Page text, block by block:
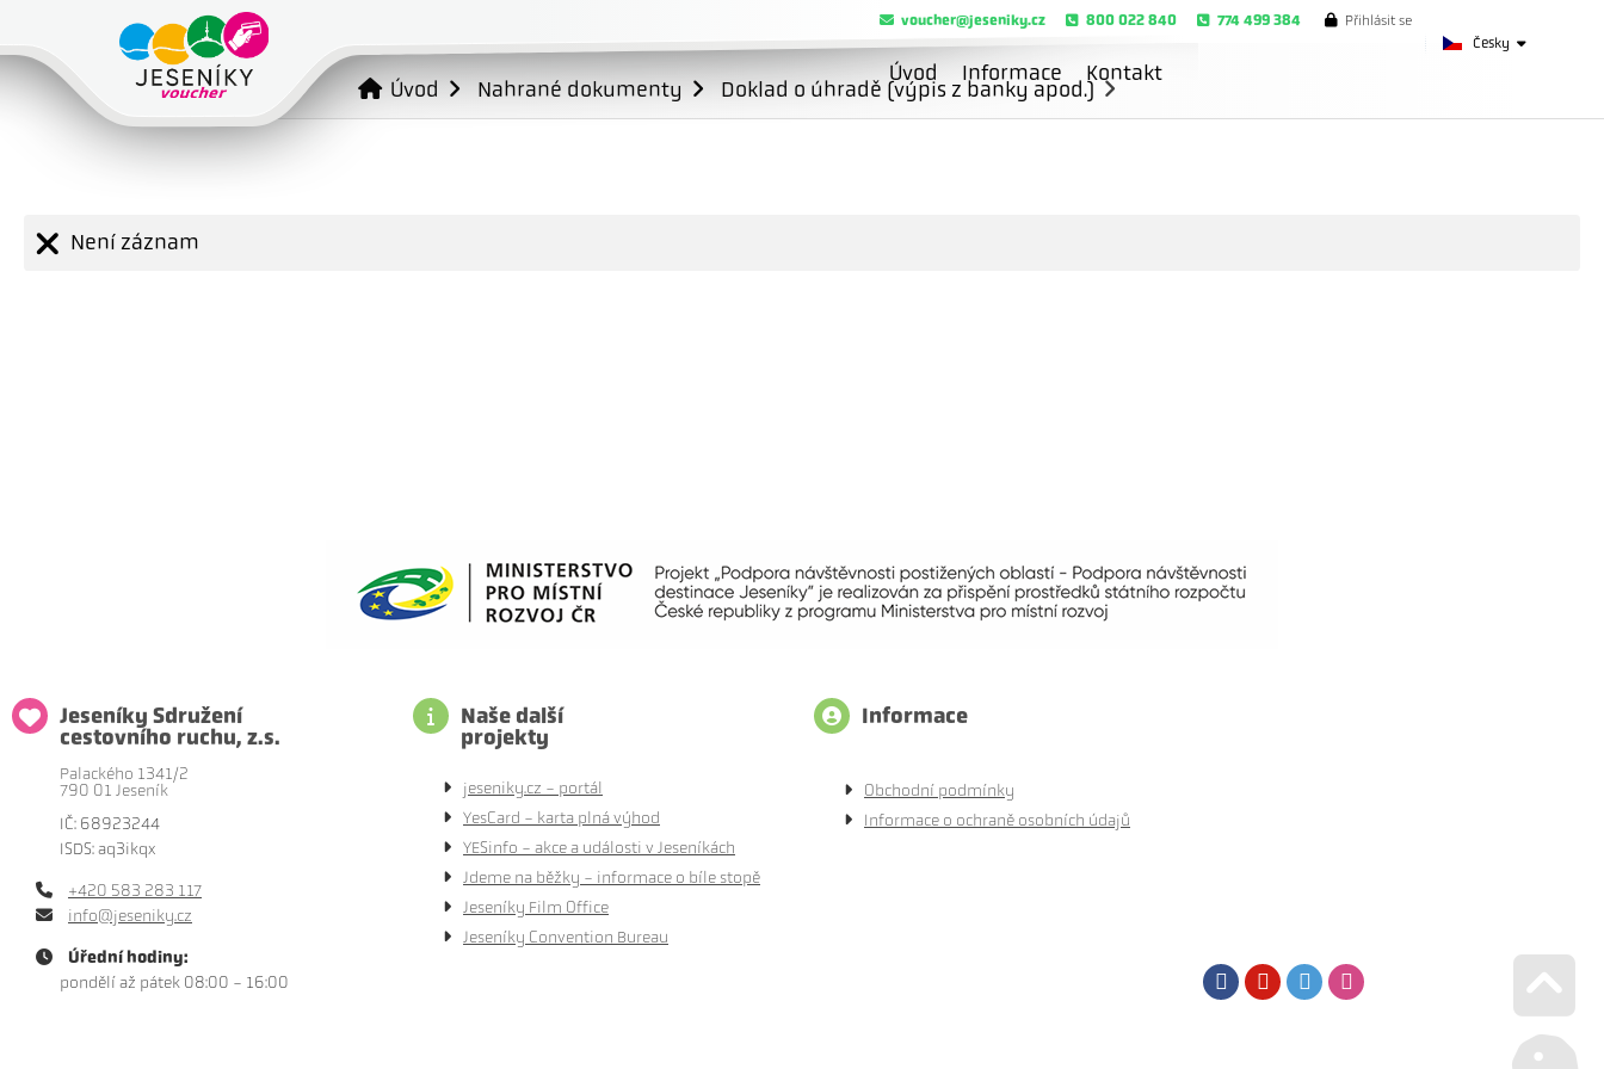
Česky
voucher@jeseniky.cz 800 022 840 774 499 384 Přihlásit se
Úvod Informace Kontakt
Úvod Nahrané dokumenty Doklad o úhradě (výpis z banky apod.)
Není záznam
Jeseníky Sdružení
cestovního ruchu, z.s.
Palackého 1341/2
790 01 Jeseník
IČ: 68923244
ISDS: aq3ikqx
+420 583 283 117
info@jeseniky.cz
Úřední hodiny:
pondělí až pátek 08:00 - 16:00
Naše další
projekty
jeseniky.cz - portál
YesCard - karta plná výhod
YESinfo - akce a události v Jeseníkách
Jdeme na běžky - informace o bíle stopě
Jeseníky Film Office
Jeseníky Convention Bureau
Informace
Obchodní podmínky
Informace o ochraně osobních údajů
FacebookYoutubeTwitter
Go